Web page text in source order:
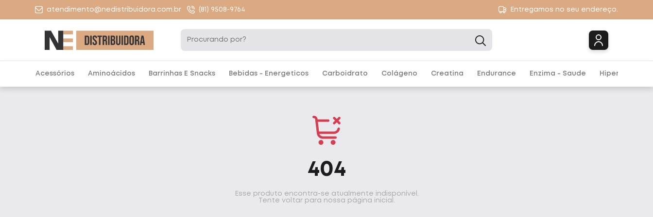
atendimento@nedistribuidora.com.br (81) 9508-9764 Entregamos no seu endereço.
Acessórios Aminoácidos Barrinhas E Snacks Bebidas - Energeticos Carboidrato Colágeno Creatina Endurance Enzima - Saude Hipercalórico
404
Esse produto encontra-se atualmente indisponível.
Tente voltar para nossa página inicial.